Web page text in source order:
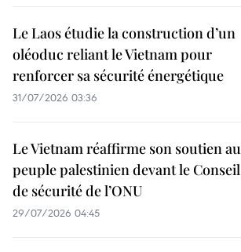
Le Laos étudie la construction d’un
oléoduc reliant le Vietnam pour
renforcer sa sécurité énergétique
31/07/2026 03:36
Le Vietnam réaffirme son soutien au
peuple palestinien devant le Conseil
de sécurité de l’ONU
29/07/2026 04:45